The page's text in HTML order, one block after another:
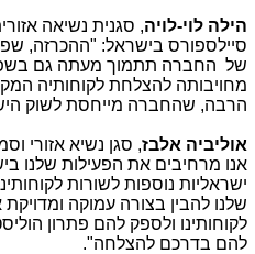
הילה לוי-לויה, סגנית נשיאה
סיילספורס בישראל: "ההכרזה,
של החברה תתמוך מעתה גם
מחויבותה להצלחת לקוחותיה
הרבה, שהחברה מייחסת לשוק
אוליביה אלבז, סגן נשיא אזורי
אנו מרחיבים את הפעילות שלנו
ישראליות נוספות לשורות
שלנו להבין בצורה עמוקה
לקוחותינו ולספק להם פתרון
להם בדרכם להצלחה".